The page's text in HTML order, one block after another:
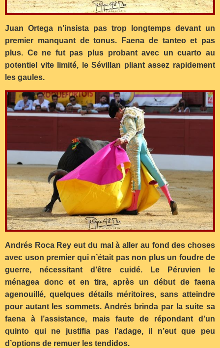
Juan Ortega n’insista pas trop longtemps devant un
premier manquant de tonus. Faena de tanteo et pas
plus. Ce ne fut pas plus probant avec un cuarto au
potentiel vite limité, le Sévillan pliant assez rapidement
les gaules.
Andrés Roca Rey eut du mal à aller au fond des choses
avec uson premier qui n’était pas non plus un foudre de
guerre, nécessitant d’être cuidé. Le Péruvien le
ménagea donc et en tira, après un début de faena
agenouillé, quelques détails méritoires, sans atteindre
pour autant les sommets. Andrés brinda par la suite sa
faena à l’assistance, mais faute de répondant d’un
quinto qui ne justifia pas l’adage, il n’eut que peu
d’options de remuer les tendidos.